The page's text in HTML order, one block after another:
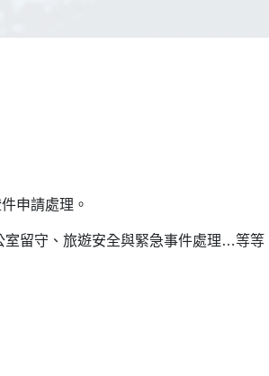
申請處理。
留守、旅遊安全與緊急事件處理…等等